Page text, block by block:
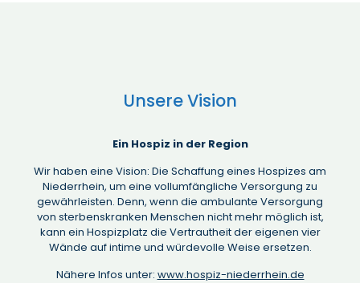
Unsere Vision
Ein Hospiz in der Region
Wir haben eine Vision: Die Schaffung eines Hospizes am
Niederrhein, um eine vollumfängliche Versorgung zu
gewährleisten. Denn, wenn die ambulante Versorgung
von sterbenskranken Menschen nicht mehr möglich ist,
kann ein Hospizplatz die Vertrautheit der eigenen vier
Wände auf intime und würdevolle Weise ersetzen.
Nähere Infos unter: www.hospiz-niederrhein.de